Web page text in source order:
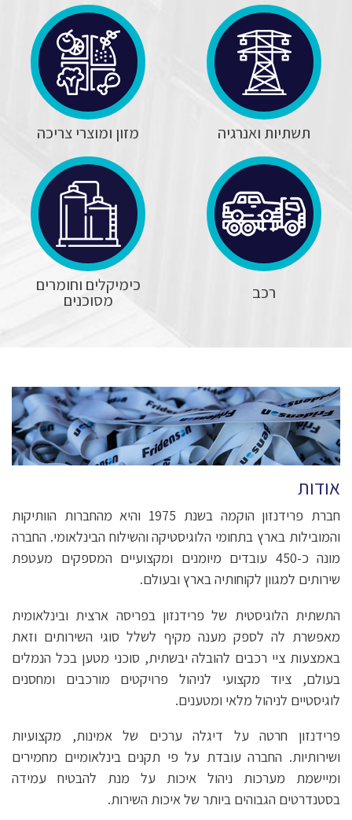
תשתיות ואנרגיה מזון ומוצרי צריכה
רכב כימיקלים וחומרים
מסוכנים
אודות
חברת פרידנזון הוקמה בשנת 1975 והיא מהחברות הוותיקות
והמובילות בארץ בתחומי הלוגיסטיקה והשילוח הבינלאומי. החברה
מונה כ-450 עובדים מיומנים ומקצועיים המספקים מעטפת
שירותים למגוון לקוחותיה בארץ ובעולם.
התשתית הלוגיסטית של פרידנזון בפריסה ארצית ובינלאומית
מאפשרת לה לספק מענה מקיף לשלל סוגי השירותים וזאת
באמצעות ציי רכבים להובלה יבשתית, סוכני מטען בכל הנמלים
בעולם, ציוד מקצועי לניהול פרויקטים מורכבים ומחסנים
לוגיסטיים לניהול מלאי ומטענים.
פרידנזון חרטה על דיגלה ערכים של אמינות, מקצועיות
ושירותיות. החברה עובדת על פי תקנים בינלאומיים מחמירים
ומיישמת מערכות ניהול איכות על מנת להבטיח עמידה
בסטנדרטים הגבוהים ביותר של איכות השירות.